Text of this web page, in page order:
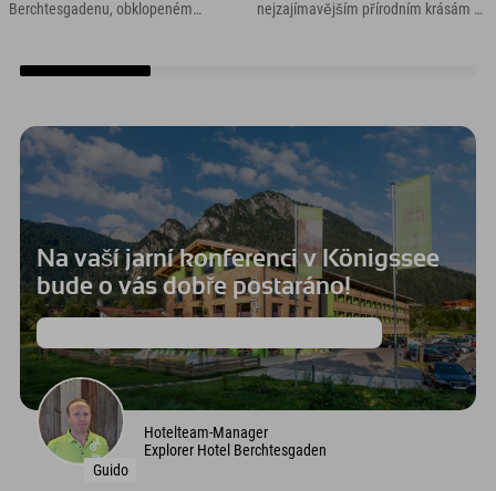
Berchtesgadenu, obklopeném
trochu kýčovitě, ale o tom Hintersee
u Ramsau v Berchtesgadenu prostě
nejzajímavějším přírodním krásám v
Na vaší jarní konferenci v Königssee
bude o vás dobře postaráno!
Guido
Hotelteam-Manager
Explorer Hotel Berchtesgaden